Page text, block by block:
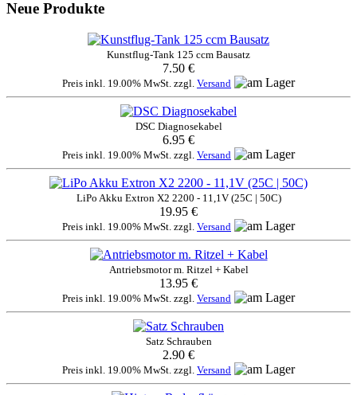
Neue Produkte
Kunstflug-Tank 125 ccm Bausatz
7.50 €
Preis inkl. 19.00% MwSt. zzgl. Versand
DSC Diagnosekabel
6.95 €
Preis inkl. 19.00% MwSt. zzgl. Versand
LiPo Akku Extron X2 2200 - 11,1V (25C | 50C)
19.95 €
Preis inkl. 19.00% MwSt. zzgl. Versand
Antriebsmotor m. Ritzel + Kabel
13.95 €
Preis inkl. 19.00% MwSt. zzgl. Versand
Satz Schrauben
2.90 €
Preis inkl. 19.00% MwSt. zzgl. Versand